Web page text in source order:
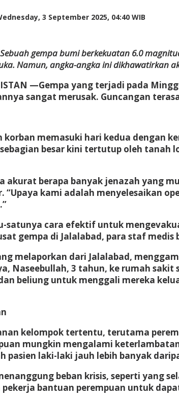
3 September 2025, 04:40 WIB
gempa bumi berkekuatan 6.0
Namun, angka-angka ini dikhawatirkan
—Gempa yang terjadi pada
sangat merusak. Guncangan
memasuki hari kedua dengan
besar kini tertutup oleh
akurat berapa banyak jenazah yang
“Upaya kami adalah menyelesaikan
satunya cara efektif untuk
gempa di Jalalabad, para staf
melaporkan dari Jalalabad,
Naseebullah, 3 tahun, ke rumah
beliung untuk menggali mereka
kelompok tertentu, terutama
mungkin mengalami
pasien laki-laki jauh lebih banyak
beban krisis, seperti yang
bantuan perempuan untuk